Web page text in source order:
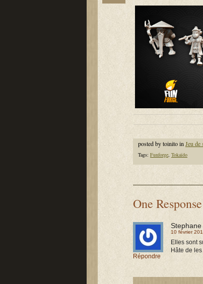
posted by toinito in Jeu de
Tags: Funforge, Tokaïdo
One
Stephane
10 février
Elles sont
Hâte de
Répondre